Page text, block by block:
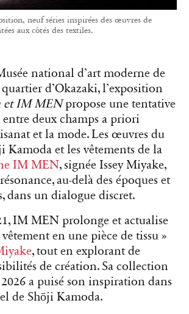
neuf séries inspirées des œuvres de
aux côtés des textiles.
national d’art moderne de
d’Okazaki, l’exposition
et IM MENpropose une tentative
deux champs a priori
et la mode. Les œuvres du
Kamoda et les vêtements de la
IM MEN, signée Issey Miyake,
au-delà des époques et
dans un dialogue discret.
IM MEN prolonge et actualise
en une pièce de tissu »
, tout en explorant de
de création. Sa collection
a puisé son inspiration dans
de Shōji Kamoda.